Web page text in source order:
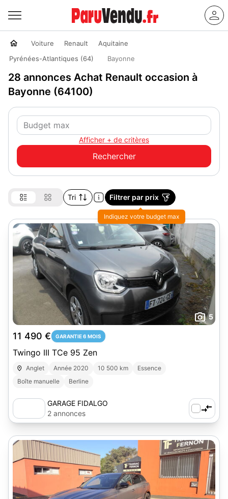
Voiture Renault
Aquitaine
Pyrénées-Atlantiques (64)
Bayonne
28 annonces Achat Renault occasion à
Bayonne (64100)
Afficher + de critères
Tri Filtrer par prix
Indiquez votre budget max
5
11 490 € GARANTIE 6 MOIS
Twingo III TCe 95 Zen
Anglet Année 2020 10 500 km
Essence
Boîte manuelle
Berline
GARAGE FIDALGO
2 annonces